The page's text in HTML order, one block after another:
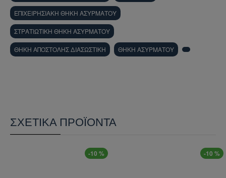
ΕΠΙΧΕΙΡΗΣΙΑΚΗ ΘΗΚΗ ΑΣΥΡΜΑΤΟΥ
ΣΤΡΑΤΙΩΤΙΚΗ ΘΗΚΗ ΑΣΥΡΜΑΤΟΥ
ΘΗΚΗ ΑΠΟΣΤΟΛΗΣ ΔΙΑΣΩΣΤΙΚΗ ΘΗΚΗ ΑΣΥΡΜΑΤΟΥ
ΣΧΕΤΙΚΆ ΠΡΟΪΌΝΤΑ
-10 % -10 %